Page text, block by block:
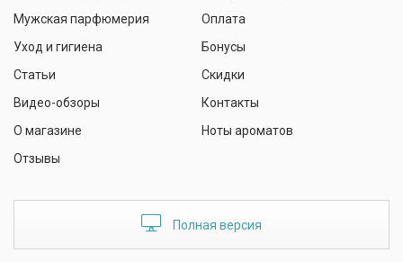
Мужская парфюмерия
Уход и гигиена
Статьи
Видео-обзоры
О магазине
Отзывы
Оплата
Бонусы
Скидки
Контакты
Ноты ароматов
Полная версия